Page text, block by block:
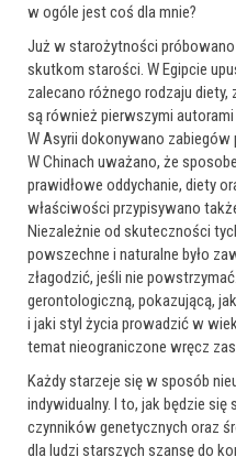
w ogóle jest coś dla mnie?
Już w starożytności
skutkom starości. W Egipcie
zalecano różnego rodzaju
są również pierwszymi
W Asyrii dokonywano
W Chinach uważano, że
prawidłowe oddychanie, diety
właściwości przypisywano
Niezależnie od skuteczności
powszechne i naturalne było
złagodzić, jeśli nie
gerontologiczną, pokazującą,
i jaki styl życia prowadzić w
temat nieograniczone wręcz
Każdy starzeje się w sposób
indywidualny. I to, jak będzie się
czynników genetycznych oraz
dla ludzi starszych szansę do